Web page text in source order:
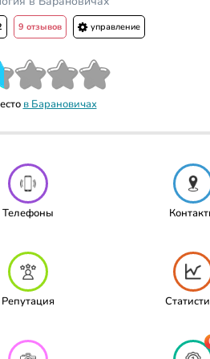
9 отзывов управление
в Барановичах
Телефоны
Репутация